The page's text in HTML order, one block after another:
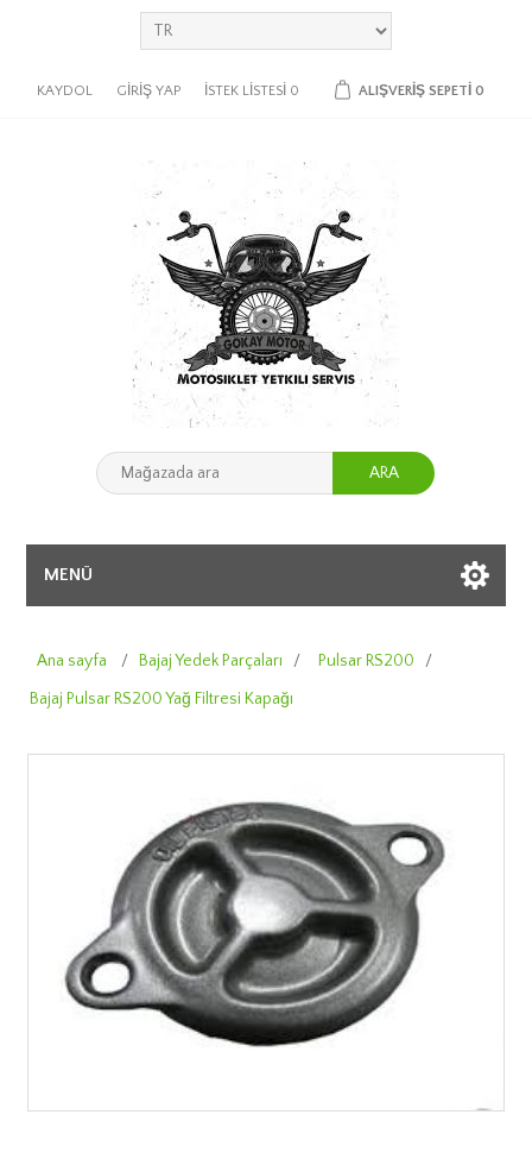
KAYDOL GIRIŞ YAP İSTEK LISTESI 0 ALIŞVERIŞ SEPETI 0
ARA
MENÜ
Ana sayfa / Bajaj Yedek Parçaları / Pulsar RS200
/
Bajaj Pulsar RS200 Yağ Filtresi Kapağı